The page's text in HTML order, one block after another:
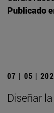
Publicado
07 | 05 |
Diseñar